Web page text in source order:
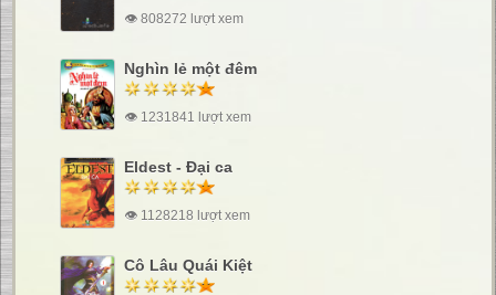
👁 808272 lượt xem
Nghìn lẻ một đêm
👁 1231841 lượt xem
Eldest - Đại ca
👁 1128218 lượt xem
Cô Lâu Quái Kiệt